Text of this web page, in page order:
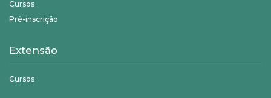
Cursos
Pré-inscrição
Extensão
Cursos